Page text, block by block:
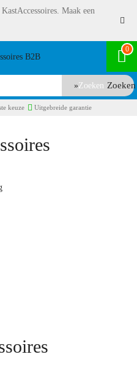
Maak een
0
Zoeken
keuze Uitgebreide garantie